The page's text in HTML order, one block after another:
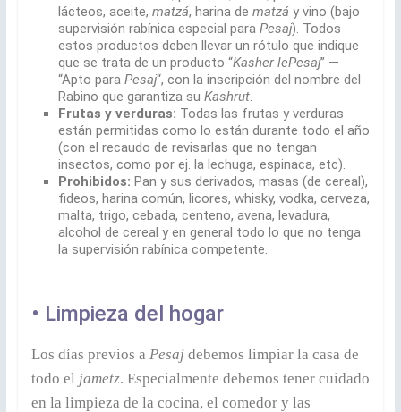
lácteos, aceite, matzá, harina de matzá y vino (bajo
supervisión rabínica especial para Pesaj). Todos
estos productos deben llevar un rótulo que indique
que se trata de un producto “Kasher lePesaj” —
“Apto para Pesaj“, con la inscripción del nombre del
Rabino que garantiza su Kashrut.
Frutas y verduras: Todas las frutas y verduras
están permitidas como lo están durante todo el año
(con el recaudo de revisarlas que no tengan
insectos, como por ej. la lechuga, espinaca, etc).
Prohibidos: Pan y sus derivados, masas (de cereal),
fideos, harina común, licores, whisky, vodka, cerveza,
malta, trigo, cebada, centeno, avena, levadura,
alcohol de cereal y en general todo lo que no tenga
la supervisión rabínica competente.
• Limpieza del hogar
Los días previos a Pesaj debemos limpiar la casa de
todo el jametz. Especialmente debemos tener cuidado
en la limpieza de la cocina, el comedor y las